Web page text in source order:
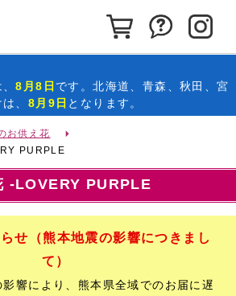
カートを見る
お問い合
、8月8日 です。北海道、青森、秋田、宮
、 8月9日 となります。
お供え花
PURPLE
-LOVERY PURPLE
せ（熊本地震の影響につきまし
て）
響により、熊本県全域でのお届に遅